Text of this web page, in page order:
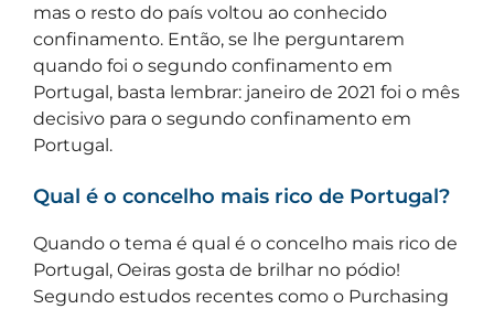
mas o resto do país voltou ao conhecido
confinamento. Então, se lhe perguntarem
quando foi o segundo confinamento em
Portugal, basta lembrar: janeiro de 2021 foi o mês
decisivo para o segundo confinamento em
Portugal.
Qual é o concelho mais rico de Portugal?
Quando o tema é qual é o concelho mais rico de
Portugal, Oeiras gosta de brilhar no pódio!
Segundo estudos recentes como o Purchasing